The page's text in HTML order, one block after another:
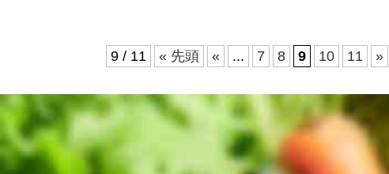
9 / 11 « 先頭 « ... 7 8 9 10 11 »